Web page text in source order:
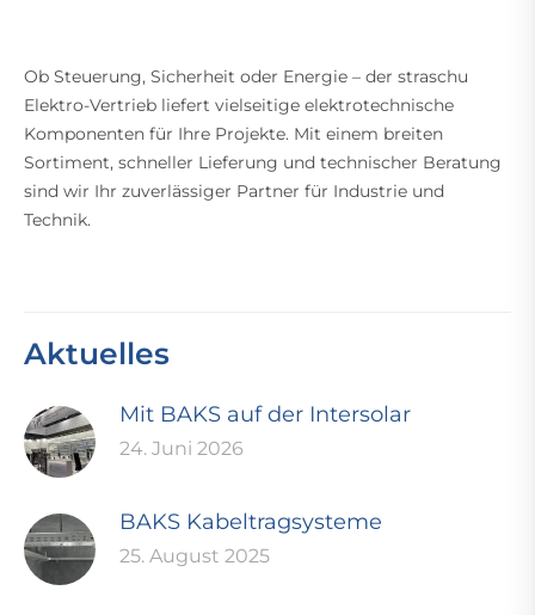
Ob Steuerung, Sicherheit oder Energie – der straschu
Elektro-Vertrieb liefert vielseitige elektrotechnische
Komponenten für Ihre Projekte. Mit einem breiten
Sortiment, schneller Lieferung und technischer Beratung
sind wir Ihr zuverlässiger Partner für Industrie und
Technik.
Aktuelles
Mit BAKS auf der Intersolar
24. Juni 2026
BAKS Kabeltragsysteme
25. August 2025